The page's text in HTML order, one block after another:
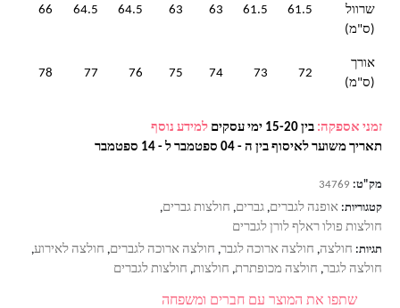
שרוול
(ס"מ)
61.5
61.5
63
63
64.5
64.5
66
אורך
(ס"מ)
72
73
74
75
76
77
78
זמני אספקה: בין 15-20 ימי עסקים
למידע נוסף
תאריך משוער לאיסוף בין ה - 04 ספטמבר ל - 14 ספטמבר
מק"ט: 34769
קטגוריות: אופנה לגברים, גברים, חולצות גברים,
חולצות פולו ראלף לורן לגברים
תגיות: חולצה, חולצה ארוכה לגבר, חולצה ארוכה לגברים, חולצה לאירוע,
חולצה לגבר, חולצה מכופתרת, חולצות, חולצות לגברים
שתפו את המוצר עם חברים ומשפחה